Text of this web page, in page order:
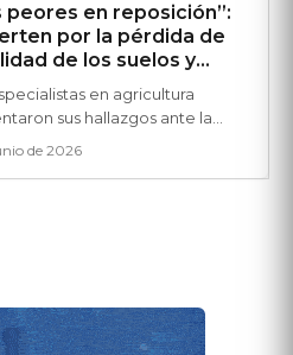
peores en reposición”:
por la pérdida de
de los suelos y
un proyecto para
la inversión en
en agricultura
sus hallazgos ante la
de Agricultura de la Cámara
de 2026